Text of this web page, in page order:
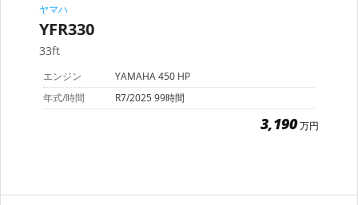
ヤマハ
YFR330
33ft
エンジン
YAMAHA 450 HP
年式/時間
R7/2025 99時間
3,190万円